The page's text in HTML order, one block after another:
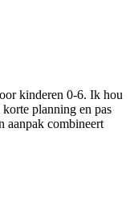
kinderen 0-6. Ik hou
planning en pas
aanpak combineert